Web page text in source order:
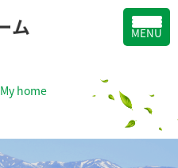
MENU
My home